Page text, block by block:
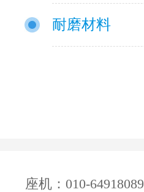
耐磨材料
座机：010-64918089